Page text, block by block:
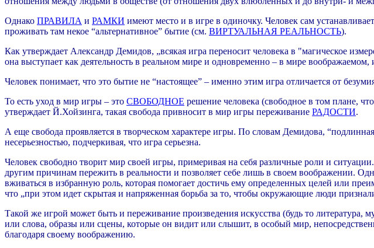
Однако ПРАВИЛА и РАМКИ имеют место и в игре в одиночку. Человек сам
проживать там некое “альтернативное” бытие (см. ВИРТУАЛЬНАЯ РЕАЛЬНОСТЬ).
Как утверждает Александр Демидов, „всякая игра переносит человека в "магическое
она выступает как деятельность в реальном мире и одновременно – в мире
Человек понимает, что это бытие не “настоящее” – именно этим игра отличается от
То есть уход в мир игры – это СВОБОДНОЕ решение человека (свободное в том плане,
утверждает Й.Хойзинга, такая свобода привносит в мир игры переживание РАДОСТИ.
А еще свобода проявляется в творческом характере игры. По словам Демидова,
несерьезностью, подчеркивая, что игра серьезна.
Человек свободно творит мир своей игры, примеривая на себя различные роли и
другим причинам пережить в реальности и позволяет себе лишь в своем воображении.
вживаться в избранную роль, которая помогает достичь ему определенных целей или
что „при этом идет скрытая и напряженная борьба за то, чтобы окружающие люди
Такой же игрой может быть и переживание произведения искусства (будь то
или слова, образы или сцены, которые он видит или слышит, в особый мир,
благодаря своему воображению.